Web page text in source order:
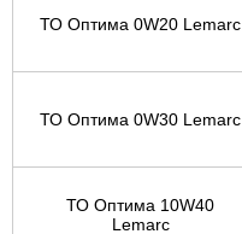
ТО Оптима 0W20 Lemarc
ТО Оптима 0W30 Lemarc
ТО Оптима 10W40
Lemarc